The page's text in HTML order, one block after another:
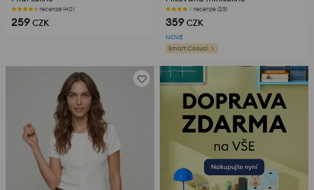
recenze (40)
259 CZK
recenze (23)
359 CZK
NOVÉ
Smart Casual